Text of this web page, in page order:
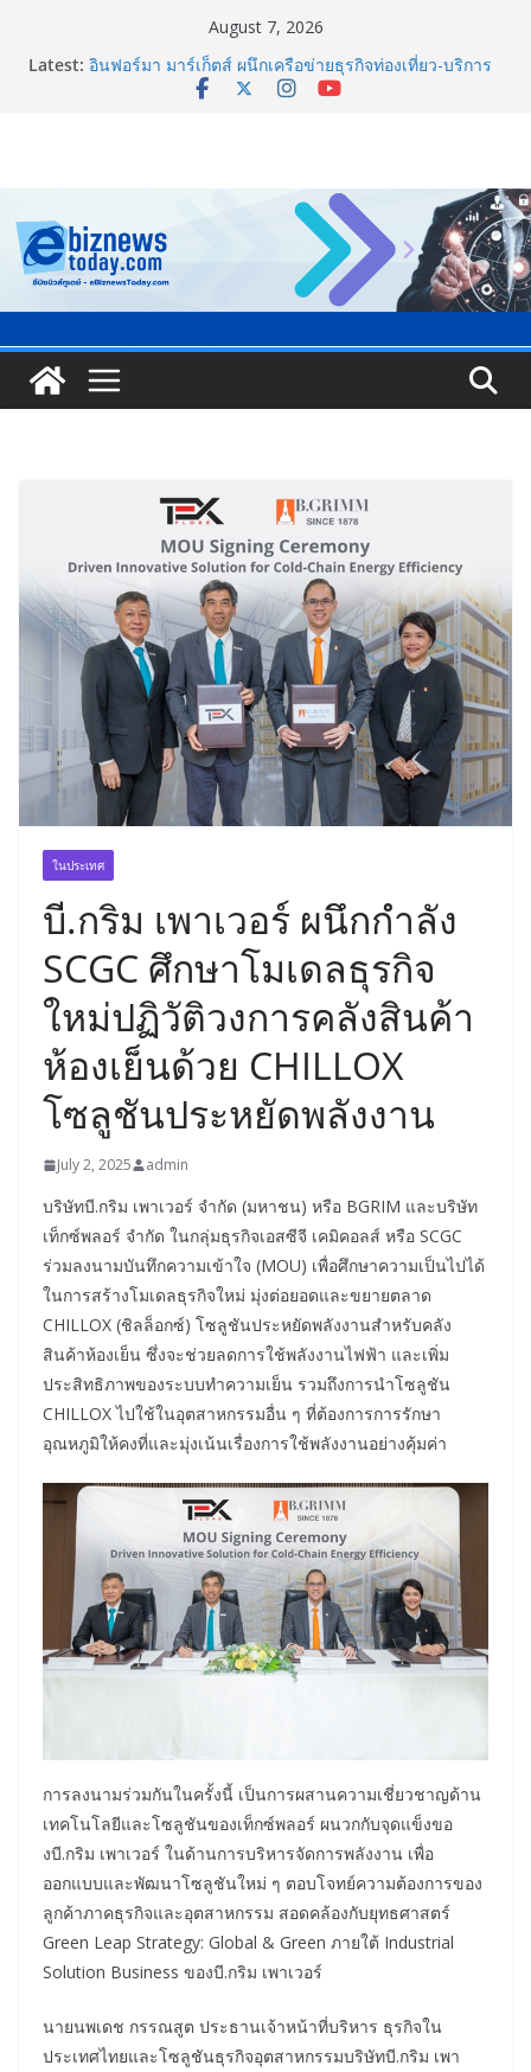
August 7, 2026
Latest: อินฟอร์มา มาร์เก็ตส์ ผนึกเครือข่ายธุรกิจท่องเที่ยว-บริการ
จัด Food & Hospitality Thailand 2026เชื่อม 4 งานใหญ่
8.8 “ซูเลียน” รวมพลังนักธุรกิจทั่วประเทศ จัดประชุมใหญ่
แห่งปี พบ CEO “ดร.ปิยะวัฒน์” ถ่ายทอดวิสัยทัศน์ธุรกิจ
พร้อมฟรีคอนเสิร์ต “โชค รถแห่” ยกวง
สตาร์ทวันนี้ Franchise Expo Thailand & TESE 2026 พบ
ทัพธุรกิจ&แฟรนไชส์ ซัพพลายเออร์สินค้า ลดใหญ่กว่า
250 บูธ คาดเงินสะพัด 220 ลบ.
Bio+HealthTech INTERNATIONAL และ FutureCHEM
INTERNATIONAL เปิดเวที AI ขับเคลื่อนนวัตกรรม
วิทยาศาสตร์และสุขภาพ
ในประเทศ
บี.กริม เพาเวอร์ ผนึกกำลัง
SCGC ศึกษาโมเดลธุรกิจ
ใหม่ปฏิวัติวงการคลังสินค้า
ห้องเย็นด้วย CHILLOX
โซลูชันประหยัดพลังงาน
July 2, 2025 admin
บริษัทบี.กริม เพาเวอร์ จำกัด (มหาชน) หรือ BGRIM และบริษัท
เท็กซ์พลอร์ จำกัด ในกลุ่มธุรกิจเอสซีจี เคมิคอลส์ หรือ SCGC
ร่วมลงนามบันทึกความเข้าใจ (MOU) เพื่อศึกษาความเป็นไปได้
ในการสร้างโมเดลธุรกิจใหม่ มุ่งต่อยอดและขยายตลาด
CHILLOX (ชิลล็อกซ์) โซลูชันประหยัดพลังงานสำหรับคลัง
สินค้าห้องเย็น ซึ่งจะช่วยลดการใช้พลังงานไฟฟ้า และเพิ่ม
ประสิทธิภาพของระบบทำความเย็น รวมถึงการนำโซลูชัน
CHILLOX ไปใช้ในอุตสาหกรรมอื่น ๆ ที่ต้องการการรักษา
อุณหภูมิให้คงที่และมุ่งเน้นเรื่องการใช้พลังงานอย่างคุ้มค่า
การลงนามร่วมกันในครั้งนี้ เป็นการผสานความเชี่ยวชาญด้าน
เทคโนโลยีและโซลูชันของเท็กซ์พลอร์ ผนวกกับจุดแข็งขอ
งบี.กริม เพาเวอร์ ในด้านการบริหารจัดการพลังงาน เพื่อ
ออกแบบและพัฒนาโซลูชันใหม่ ๆ ตอบโจทย์ความต้องการของ
ลูกค้าภาคธุรกิจและอุตสาหกรรม สอดคล้องกับยุทธศาสตร์
Green Leap Strategy: Global & Green ภายใต้ Industrial
Solution Business ของบี.กริม เพาเวอร์
นายนพเดช กรรณสูต ประธานเจ้าหน้าที่บริหาร ธุรกิจใน
ประเทศไทยและโซลูชันธุรกิจอุตสาหกรรมบริษัทบี.กริม เพา